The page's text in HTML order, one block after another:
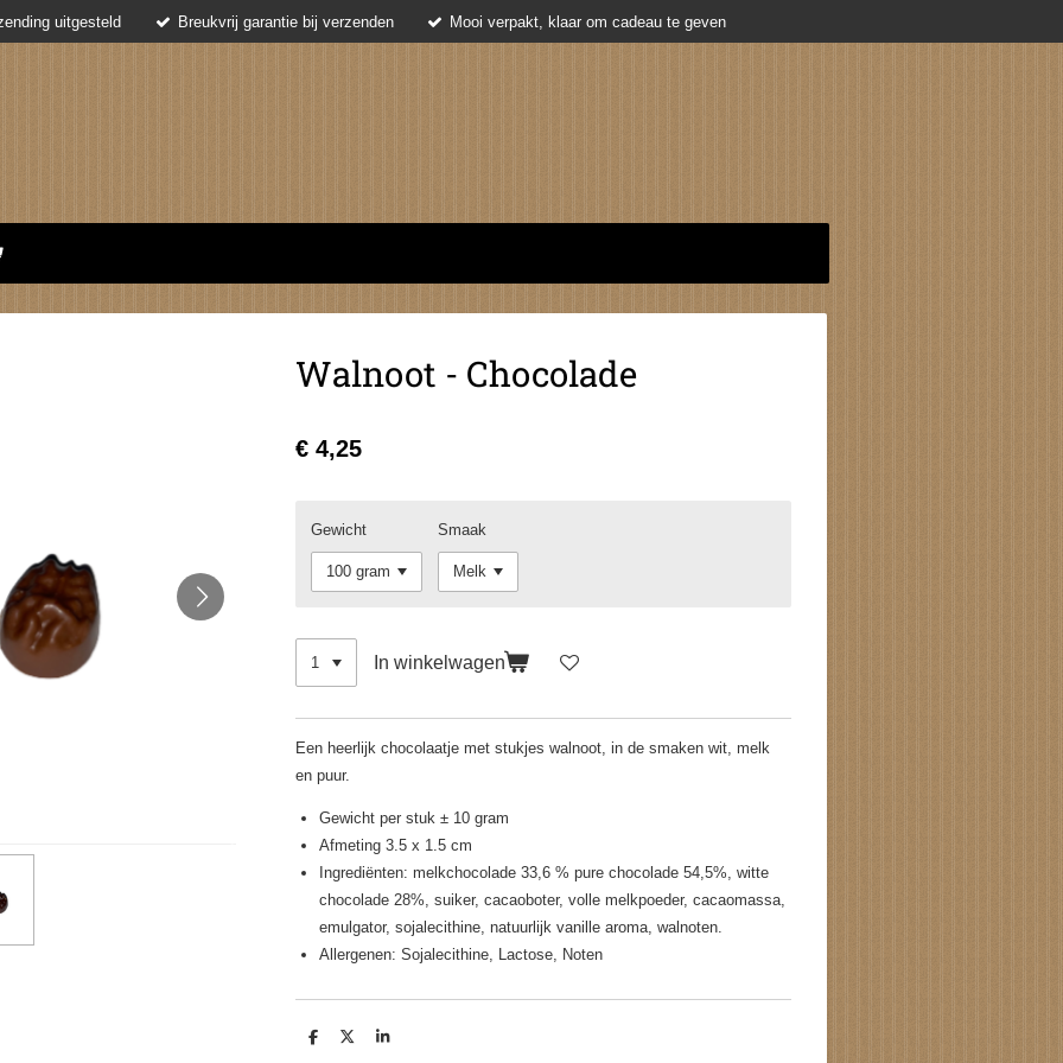
uitgesteld Breukvrij garantie bij verzenden Mooi verpakt, klaar om cadeau te geven
Walnoot - Chocolade
€ 4,25
Gewicht Smaak
In winkelwagen
Een heerlijk chocolaatje met stukjes walnoot, in de smaken wit, melk
en puur.
Gewicht per stuk ± 10 gram
Afmeting 3.5 x 1.5 cm
Ingrediënten: melkchocolade 33,6 % pure chocolade 54,5%, witte
chocolade 28%, suiker, cacaoboter, volle melkpoeder, cacaomassa,
emulgator, sojalecithine, natuurlijk vanille aroma, walnoten.
Allergenen: Sojalecithine, Lactose, Noten
D
D
S